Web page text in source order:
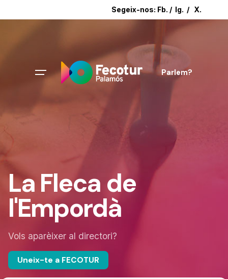
Segeix-nos: Fb. / Ig. / X.
Parlem?
La Fleca de
l'Empordà
Vols aparèixer al directori?
Uneix-te a FECOTUR